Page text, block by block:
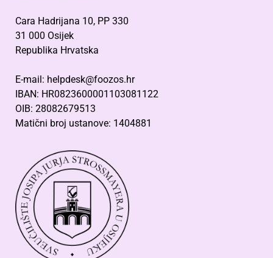
Cara Hadrijana 10, PP 330
31 000 Osijek
Republika Hrvatska
E-mail: helpdesk@foozos.hr
IBAN: HR0823600001103081122
OIB: 28082679513
Matični broj ustanove: 1404881